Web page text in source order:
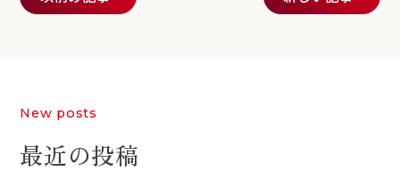
New posts
最近の投稿